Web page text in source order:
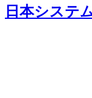
日本システ